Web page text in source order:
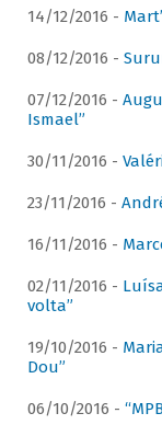
14/12/2016 -
08/12/2016 -
07/12/2016 -
Ismael”
30/11/2016 -
23/11/2016 -
16/11/2016 -
02/11/2016 -
volta”
19/10/2016 -
Dou”
06/10/2016 -